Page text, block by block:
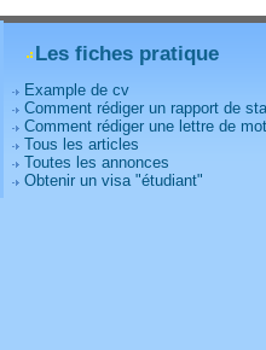
Les fiches pratique
Example de cv
Comment rédiger un rapport de
Comment rédiger une lettre de
Tous les articles
Toutes les annonces
Obtenir un visa "étudiant"